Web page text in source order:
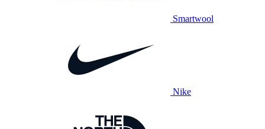
Smartwool
Nike